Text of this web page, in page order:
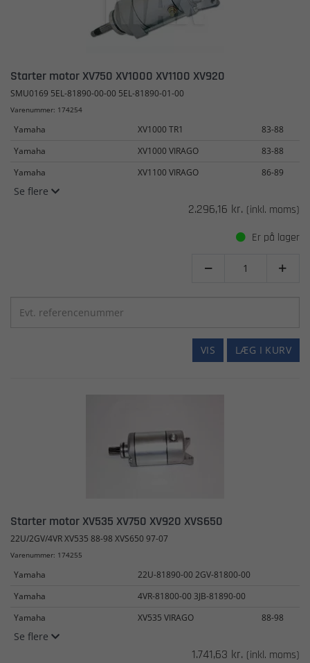
Starter motor XV750 XV1000 XV1100 XV920
SMU0169 5EL-81890-00-00 5EL-81890-01-00
Varenummer: 174254
Yamaha XV1000 TR1
83-88
Yamaha
XV1000 VIRAGO
83-88
Yamaha
XV1100 VIRAGO 86-89
Se flere
2.296,16 kr. (inkl. moms)
Er på lager
 
LÆG I KURV
VIS
Starter motor XV535 XV750 XV920 XVS650
22U/2GV/4VR XV535 88-98 XVS650 97-07
Varenummer: 174255
Yamaha
22U-81890-00 2GV-81800-00
Yamaha
4VR-81800-00 3JB-81890-00
Yamaha
XV535 VIRAGO 88-98
Se flere
1.741,63 kr. (inkl. moms)